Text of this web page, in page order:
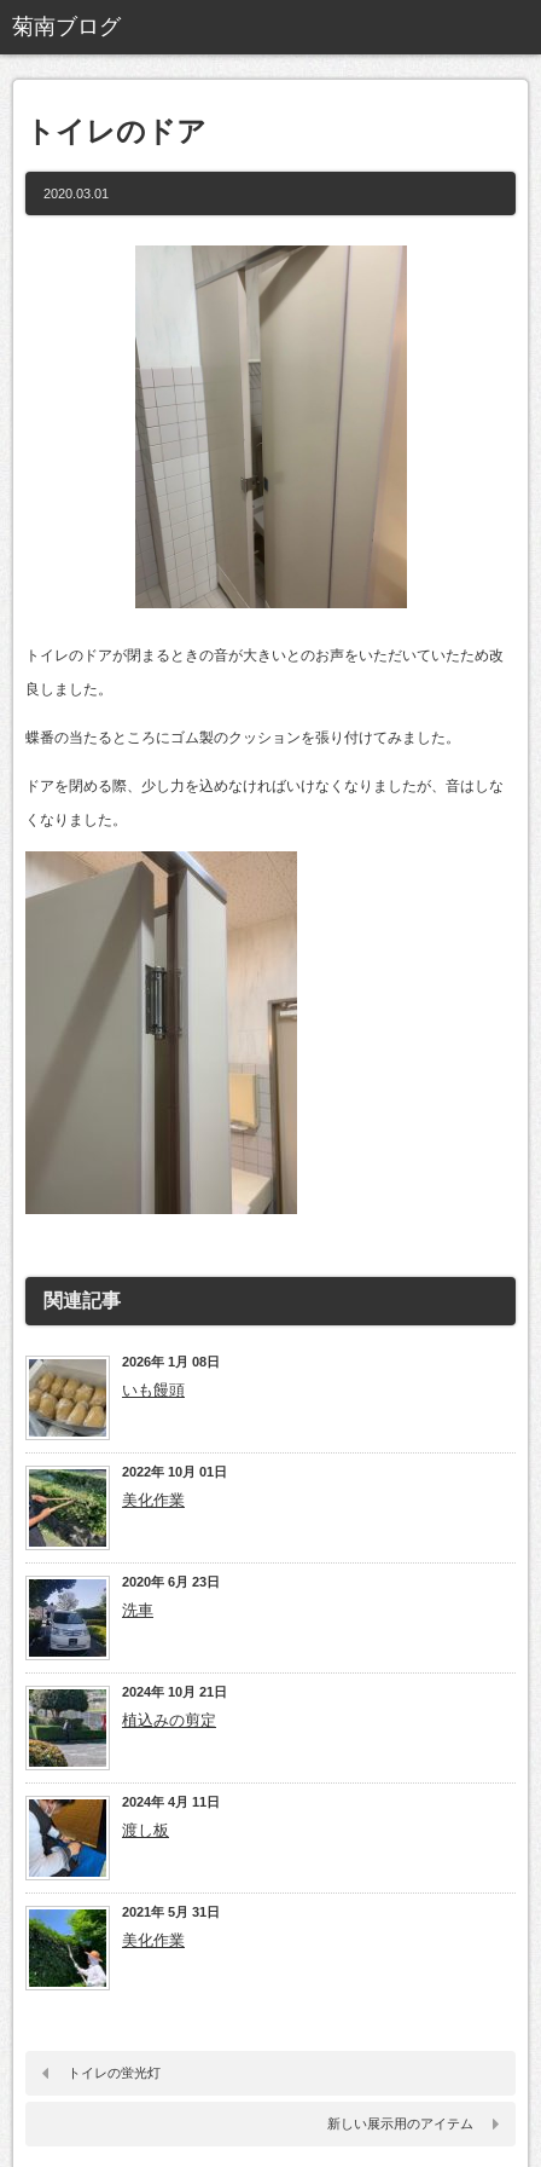
トイレのドア
2020.03.01
トイレのドアが閉まるときの音が大きいとのお声をいただいていたため改
良しました。
蝶番の当たるところにゴム製のクッションを張り付けてみました。
ドアを閉める際、少し力を込めなければいけなくなりましたが、音はしな
くなりました。
関連記事
2026年 1月 08日
いも饅頭
2022年 10月 01日
美化作業
2020年 6月 23日
洗車
2024年 10月 21日
植込みの剪定
2024年 4月 11日
渡し板
2021年 5月 31日
美化作業
トイレの蛍光灯
新しい展示用のアイテム